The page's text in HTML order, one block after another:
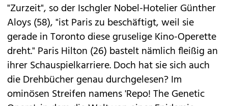
"Zurzeit", so der Ischgler Nobel-Hotelier Günther
Aloys (58), "ist Paris zu beschäftigt, weil sie
gerade in Toronto diese gruselige Kino-Operette
dreht." Paris Hilton (26) bastelt nämlich fleißig an
ihrer Schauspielkarriere. Doch hat sie sich auch
die Drehbücher genau durchgelesen? Im
ominösen Streifen namens 'Repo! The Genetic